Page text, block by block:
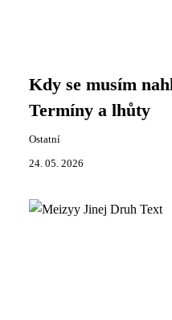
Kdy se musím
Termíny a lhůty
Ostatní
24. 05. 2026